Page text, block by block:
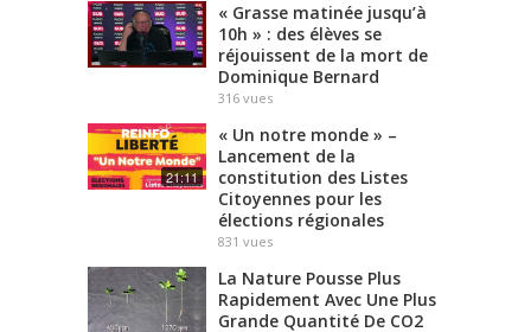
« Grasse matinée jusqu’à
10h » : des élèves se
réjouissent de la mort de
Dominique Bernard
316 vues
21:11
« Un notre monde » –
Lancement de la
constitution des Listes
Citoyennes pour les
élections régionales
831 vues
La Nature Pousse Plus
Rapidement Avec Une Plus
Grande Quantité De CO2